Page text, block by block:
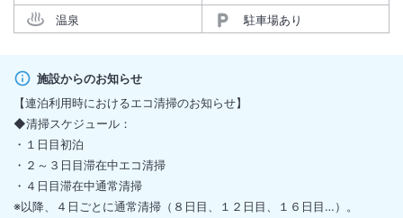
温泉
駐車場あり
施設からのお知らせ
【連泊利用時におけるエコ清掃のお知らせ】
◆清掃スケジュール：
・１日目初泊
・２～３日目滞在中エコ清掃
・４日目滞在中通常清掃
※以降、４日ごとに通常清掃（８日目、１２日目、１６日目…）。